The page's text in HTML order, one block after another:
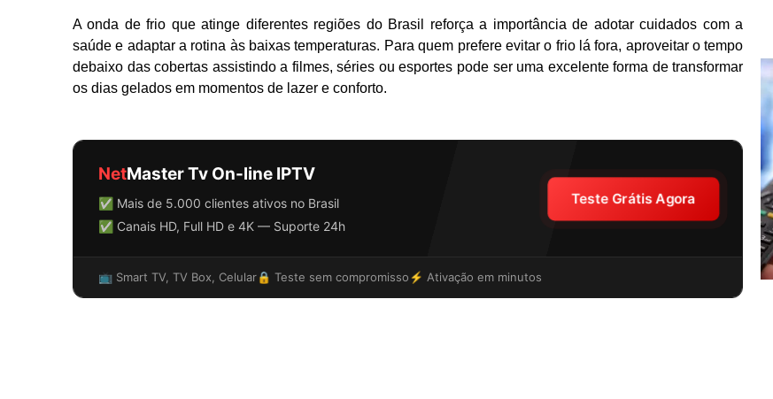
A onda de frio que atinge diferentes regiões do Brasil reforça a importância de adotar cuidados com a
saúde e adaptar a rotina às baixas temperaturas. Para quem prefere evitar o frio lá fora, aproveitar o tempo
debaixo das cobertas assistindo a filmes, séries ou esportes pode ser uma excelente forma de transformar
os dias gelados em momentos de lazer e conforto.
NetMaster Tv On-line IPTV
✅ Mais de 5.000 clientes ativos no Brasil
✅ Canais HD, Full HD e 4K — Suporte 24h
Teste Grátis Agora
📺 Smart TV, TV Box, Celular🔒 Teste sem compromisso⚡ Ativação em minutos